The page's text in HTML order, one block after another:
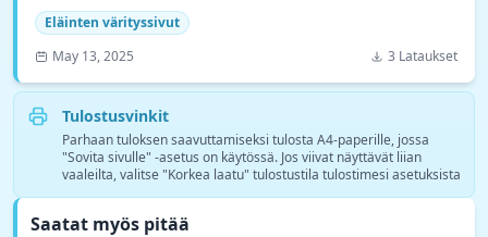
Eläinten värityssivut
May 13, 2025
3 Lataukset
Tulostusvinkit
Parhaan tuloksen saavuttamiseksi tulosta A4-paperille, jossa
"Sovita sivulle" -asetus on käytössä. Jos viivat näyttävät liian
vaaleilta, valitse "Korkea laatu" tulostustila tulostimesi asetuksista
Saatat myös pitää